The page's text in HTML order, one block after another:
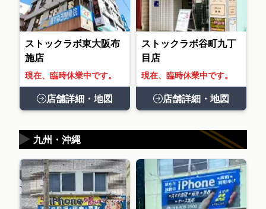
ストックラボ東大阪布
施店
現在、臨時休業中です。
店舗詳細・地図
ストックラボ谷町九丁
目店
現在、臨時休業中です。
店舗詳細・地図
九州・沖縄
▶